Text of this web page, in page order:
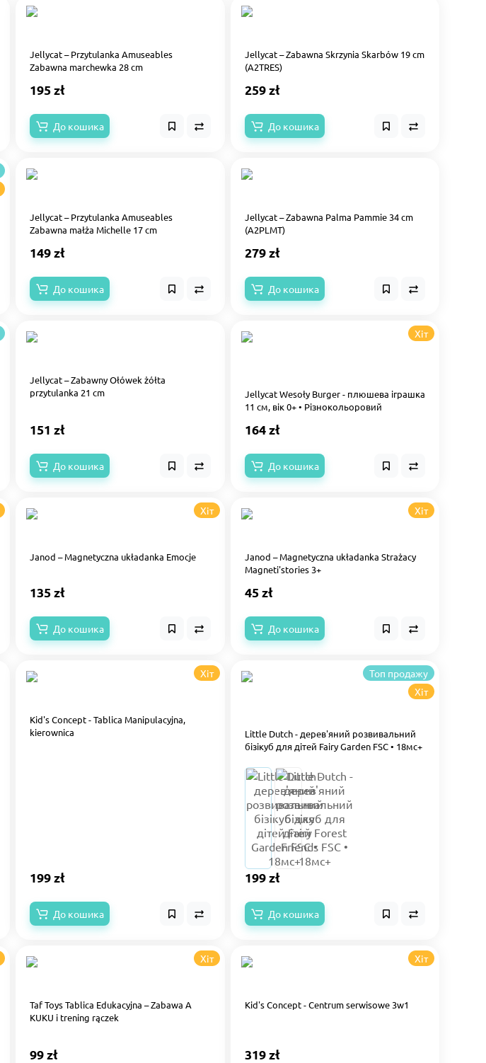
Jellycat – Przytulanka Amuseables
Zabawna marchewka 28 cm
195 zł
До кошика
Jellycat – Zabawna Skrzynia Skarbów 19 cm
(A2TRES)
259 zł
До кошика
Jellycat – Przytulanka Amuseables
Zabawna małża Michelle 17 cm
149 zł
До кошика
Jellycat – Zabawna Palma Pammie 34 cm
(A2PLMT)
279 zł
До кошика
Jellycat – Zabawny Ołówek żółta
przytulanka 21 cm
151 zł
До кошика
Хіт
Jellycat Wesoły Burger - плюшева іграшка
11 см, вік 0+ • Різнокольоровий
164 zł
До кошика
Хіт
Janod – Magnetyczna układanka Emocje
135 zł
До кошика
Хіт
Janod – Magnetyczna układanka Strażacy
Magneti'stories 3+
45 zł
До кошика
Хіт
Kid's Concept - Tablica Manipulacyjna,
kierownica
199 zł
До кошика
Топ продажу
Хіт
Little Dutch - дерев'яний розвивальний
бізікуб для дітей Fairy Garden FSC • 18мс+
199 zł
До кошика
Хіт
Taf Toys Tablica Edukacyjna – Zabawa A
KUKU i trening rączek
99 zł
Хіт
Kid's Concept - Centrum serwisowe 3w1
319 zł